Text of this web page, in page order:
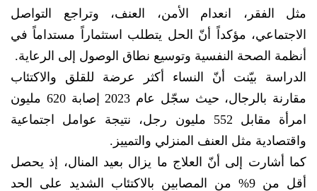
مثل الفقر، انعدام الأمن، العنف، وتراجع التواصل
الاجتماعي، مؤكداً أنّ الحل يتطلب استثماراً مستداماً في
أنظمة الصحة النفسية وتوسيع نطاق الوصول إلى الرعاية.
الدراسة بيّنت أنّ النساء أكثر عرضة للقلق والاكتئاب
مقارنة بالرجال، حيث سجّل عام 2023 إصابة 620 مليون
امرأة مقابل 552 مليون رجل، نتيجة عوامل اجتماعية
واقتصادية مثل العنف المنزلي والتمييز.
كما أشارت إلى أنّ العلاج ما يزال بعيد المنال، إذ يحصل
أقل من 9% من المصابين بالاكتئاب الشديد على الحد